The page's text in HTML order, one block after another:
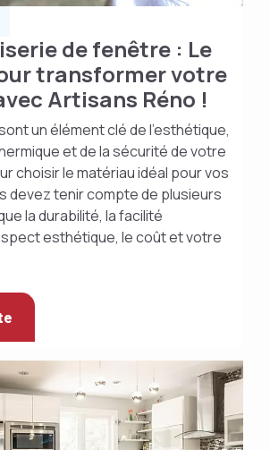
de fenêtre : Le
transformer votre
Artisans Réno !
un élément clé de l’esthétique,
et de la sécurité de votre
choisir le matériau idéal pour vos
devez tenir compte de plusieurs
la durabilité, la facilité
esthétique, le coût et votre